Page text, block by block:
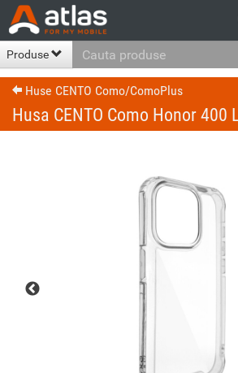
Produse
Huse CENTO Como/ComoPlus
Husa CENTO Como Honor 400